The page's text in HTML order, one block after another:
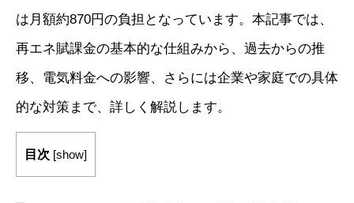
は月額約870円の負担となっています。本記事では、
再エネ賦課金の基本的な仕組みから、過去からの推
移、電気料金への影響、さらには企業や家庭での具体
的な対策まで、詳しく解説します。
目次 [show]